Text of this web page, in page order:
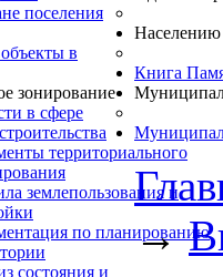
поселения
в
зонирование
в сфере
территориального
землепользования и
по планированию
состояния и
Населению
Книга
→